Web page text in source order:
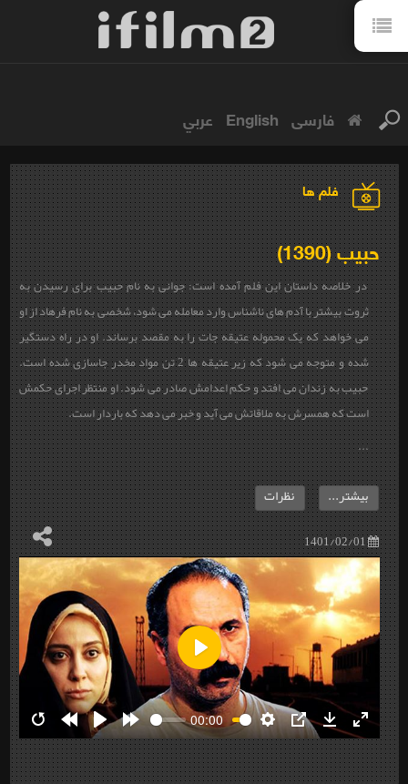
فارسی English عربي
فلم ها
حبیب (1390)
در خلاصه داستان این فلم آمده است: جوانی به نام حبیب برای رسیدن به
ثروت بیشتر با آدم های ناشناس وارد معامله می شود، شخصی به نام فرهاد از او
می خواهد که یک محموله عتیقه جات را به مقصد برساند. او در راه دستگیر
شده و متوجه می شود که زیر عتیقه ها 2 تن مواد مخدر جاسازی شده است.
حبیب به زندان می افتد و حکم اعدامش صادر می شود. او منتظر اجرای حکمش
است که همسرش به ملاقاتش می آید و خبر می دهد که باردار است.
...
1401/02/01
بیشتر... نظرات
RestartRewind
10s
Play Forward
10s
00:00
Settings
PIP Download
Enter
Play